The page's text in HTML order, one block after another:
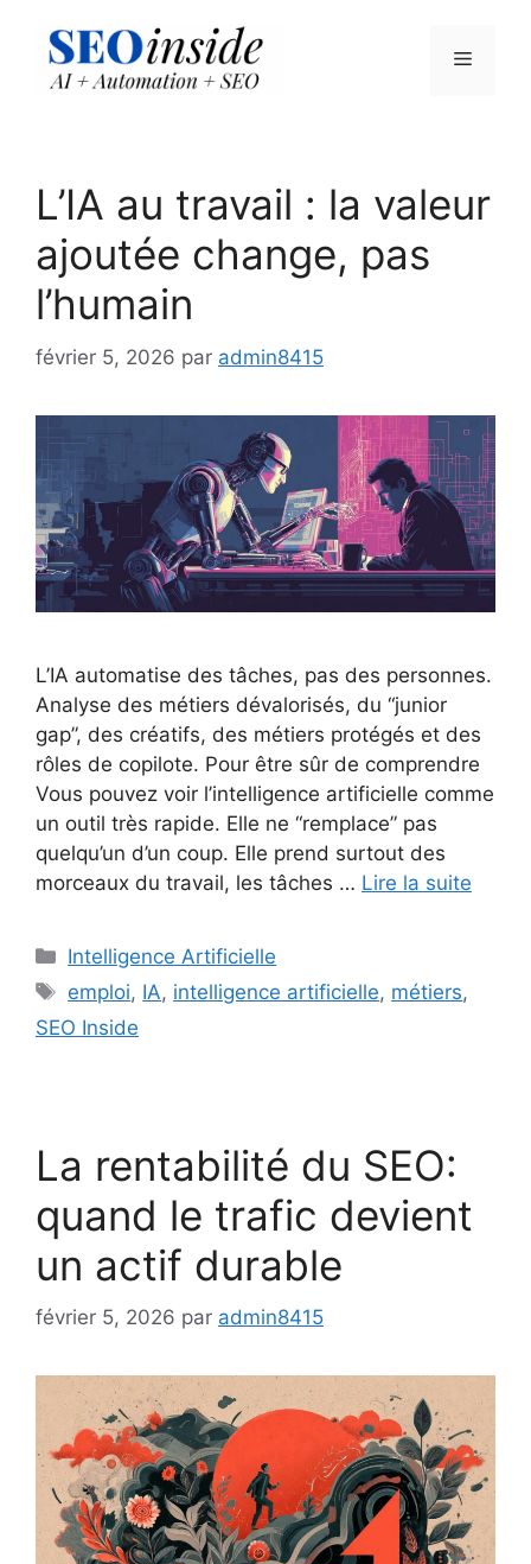
contenu
Menu
L’IA au travail : la valeur
ajoutée change, pas
l’humain
février 5, 2026 par admin8415
L’IA automatise des tâches, pas des personnes.
Analyse des métiers dévalorisés, du “junior
gap”, des créatifs, des métiers protégés et des
rôles de copilote. Pour être sûr de comprendre
Vous pouvez voir l’intelligence artificielle comme
un outil très rapide. Elle ne “remplace” pas
quelqu’un d’un coup. Elle prend surtout des
morceaux du travail, les tâches … Lire la suite
Catégories
Intelligence Artificielle
Étiquettes
emploi, IA, intelligence artificielle, métiers,
SEO Inside
La rentabilité du SEO:
quand le trafic devient
un actif durable
février 5, 2026 par admin8415